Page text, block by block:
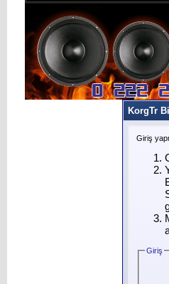
KorgTr
Giriş
Giriş